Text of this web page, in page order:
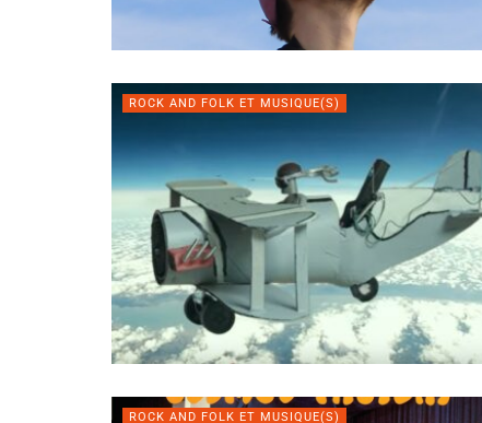
ROCK AND FOLK ET MUSIQUE(S)
ROCK AND FOLK ET MUSIQUE(S)